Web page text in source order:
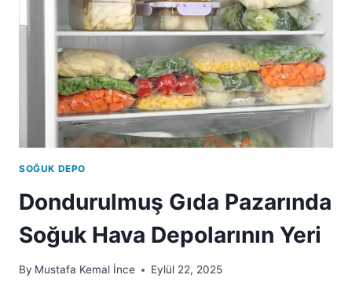
SOĞUK DEPO
Dondurulmuş Gıda Pazarında
Soğuk Hava Depolarının Yeri
By Mustafa Kemal İnce Eylül 22, 2025